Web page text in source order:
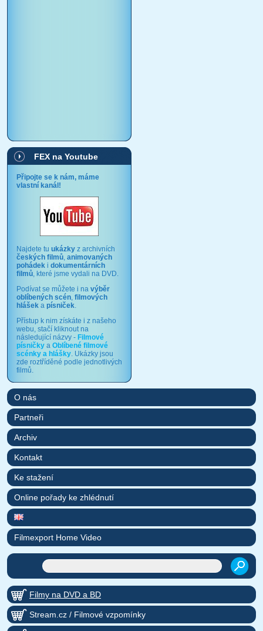
FEX na Youtube
Připojte se k nám, máme
vlastní kanál!
Najdete tu ukázky z archivních
českých filmů, animovaných
pohádek i dokumentárních
filmů, které jsme vydali na DVD.
Podívat se můžete i na výběr
oblíbených scén, filmových
hlášek a písniček.
Přístup k nim získáte i z našeho
webu, stačí kliknout na
následující názvy - Filmové
písničky a Oblíbené filmové
scénky a hlášky. Ukázky jsou
zde roztříděné podle jednotlivých
filmů.
O nás
Partneři
Archiv
Kontakt
Ke stažení
Online pořady ke zhlédnutí
Filmexport Home Video
Filmy na DVD a BD
Stream.cz / Filmové vzpomínky